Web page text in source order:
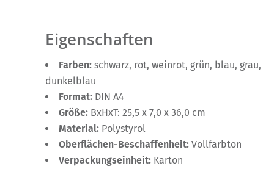
Eigenschaften
Farben: schwarz, rot, weinrot, grün, blau, grau,
dunkelblau
Format: DIN A4
Größe: BxHxT: 25,5 x 7,0 x 36,0 cm
Material: Polystyrol
Oberflächen-Beschaffenheit: Vollfarbton
Verpackungseinheit: Karton